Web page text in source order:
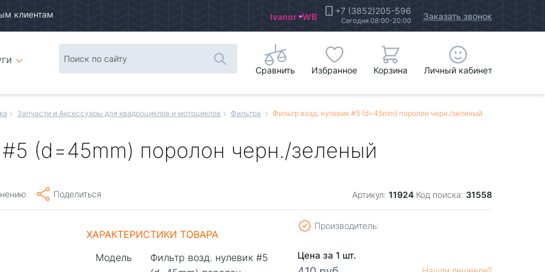
клиентам Ivanor WB +7 (3852)205-596
Сегодня 08:00-20:00 Заказать звонок
Сравнить Избранное Корзина Личный кабинет
Запчасти и Аксессуары для квадроциклов и мотоциклов Фильтра Фильтр возд. нулевик #5 (d=45mm) поролон черн./зеленый
(d=45mm) поролон черн./зеленый
Поделиться Артикул: 11924 Код поиска: 31558
ХАРАКТЕРИСТИКИ ТОВАРА
Модель
Фильтр возд. нулевик #5
Производитель:
Цена за 1 шт.